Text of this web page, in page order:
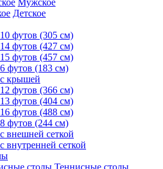
Мужское
Детское
футов (305 см)
футов (427 см)
футов (457 см)
футов (183 см)
крышей
футов (366 см)
футов (404 см)
футов (488 см)
футов (244 см)
внешней сеткой
внутренней сеткой
Теннисные столы